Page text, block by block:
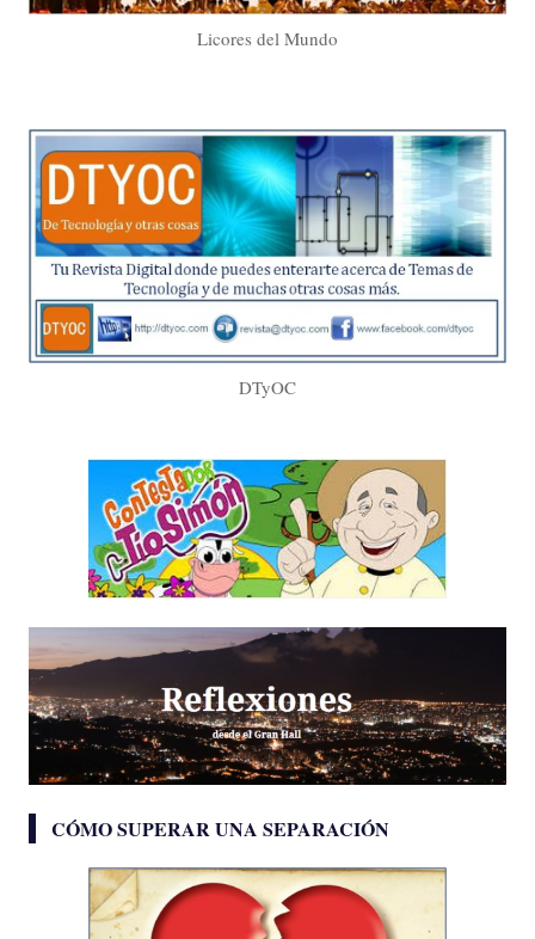
Licores del Mundo
DTyOC
CÓMO SUPERAR UNA SEPARACIÓN